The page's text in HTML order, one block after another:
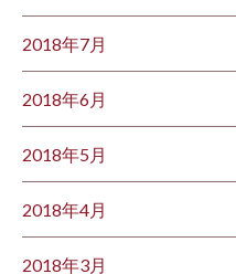
2018年7月
2018年6月
2018年5月
2018年4月
2018年3月